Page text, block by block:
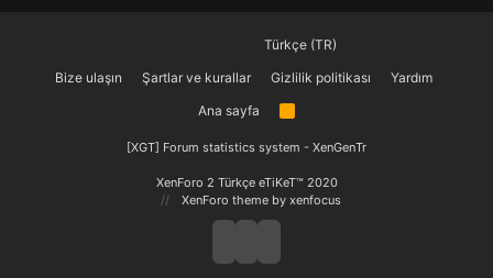
Türkçe (TR)
Bize ulaşın
Şartlar ve kurallar Gizlilik politikası
Yardım
Ana sayfa
R
[XGT] Forum statistics system - XenGenTr
XenForo 2 Türkçe eTiKeT™ 2020
XenForo theme by xenfocus